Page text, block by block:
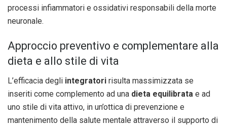
processi infiammatori e ossidativi responsabili della morte
neuronale.
Approccio preventivo e complementare alla
dieta e allo stile di vita
L’efficacia degli integratori risulta massimizzata se
inseriti come complemento ad una dieta equilibrata e ad
uno stile di vita attivo, in un’ottica di prevenzione e
mantenimento della salute mentale attraverso il supporto di